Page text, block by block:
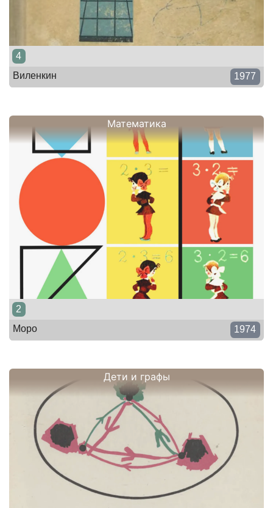
4
Виленкин
1977
Математика
2
Моро
1974
Дети и графы